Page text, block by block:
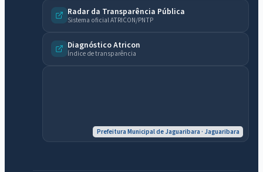
Radar da Transparência Pública
Sistema oficial ATRICON/PNTP
Diagnóstico Atricon
Índice de transparência
Prefeitura Municipal de Jaguaribara · Jaguaribara